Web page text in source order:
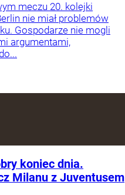
meczu 20. kolejki
nie miał problemów
Gospodarze nie mogli
argumentami,
koniec dnia.
Milanu z Juventusem